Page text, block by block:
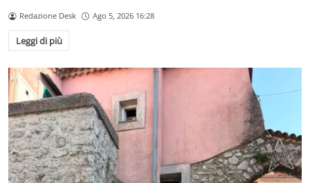
Redazione Desk Ago 5, 2026 16:28
Leggi di più